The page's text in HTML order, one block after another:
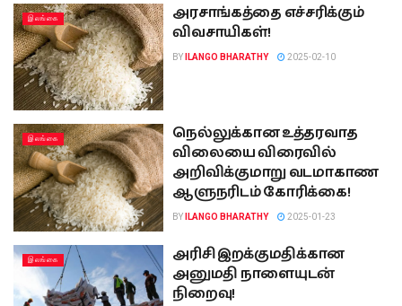
இலங்கை
அரசாங்கத்தை எச்சரிக்கும்
விவசாயிகள்!
BY ILANGO BHARATHY 2025-02-10
இலங்கை
நெல்லுக்கான உத்தரவாத
விலையை விரைவில்
அறிவிக்குமாறு வடமாகாண
ஆளுநரிடம் கோரிக்கை!
BY ILANGO BHARATHY 2025-01-23
இலங்கை
அரிசி இறக்குமதிக்கான
அனுமதி நாளையுடன்
நிறைவு!